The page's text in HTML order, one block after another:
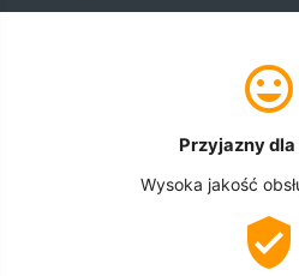
Przyjazny
Wysoka jakość